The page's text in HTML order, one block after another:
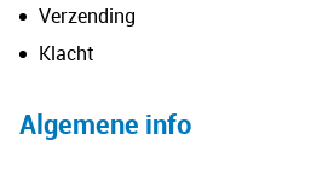
Verzending
Klacht
Algemene info